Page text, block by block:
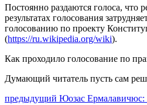
Постоянно раздаются голоса, что
результатах голосования
голосованию по проекту
(https://ru.wikipedia.org/wiki).
Как проходило голосование по
Думающий читатель пусть сам
Навигация
предыдущий Предыдущий
Юозас Ермалавичюс: